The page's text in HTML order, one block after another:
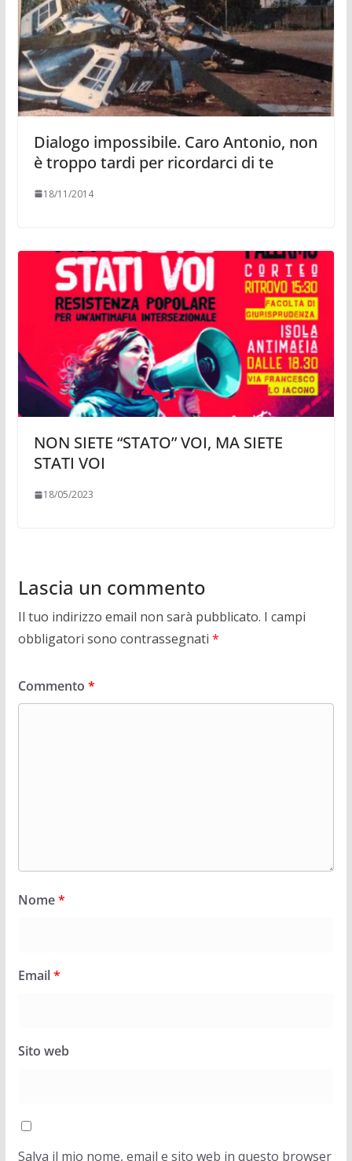
Dialogo impossibile. Caro Antonio, non
è troppo tardi per ricordarci di te
18/11/2014
NON SIETE “STATO” VOI, MA SIETE
STATI VOI
18/05/2023
Lascia un commento
Il tuo indirizzo email non sarà pubblicato. I campi
obbligatori sono contrassegnati *
Commento *
Nome*
Email*
Sito web
Salva il mio nome, email e sito web in questo browser